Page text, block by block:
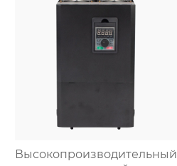
Высокопроизводительный